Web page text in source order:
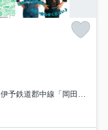
伊予鉄道郡中線「岡田」駅 徒歩32分